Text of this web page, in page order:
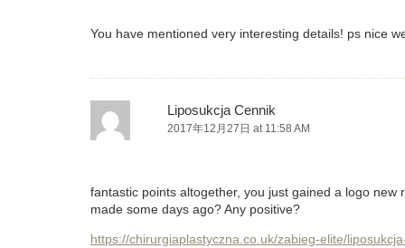
You have mentioned very interesting details! ps nice
Liposukcja Cennik
2017年12月27日 at 11:58 AM
fantastic points altogether, you just gained a logo
made some days ago? Any positive?
https://chirurgiaplastyczna.co.uk/zabieg-elite/